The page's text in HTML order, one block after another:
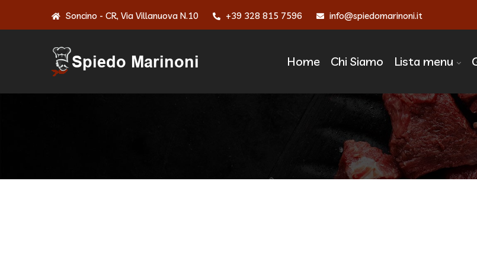
Soncino - CR, Via Villanuova N.10 +39 328 815 7596 info@spiedomarinoni.it
Home Chi Siamo Lista menu
Demo Media Title 8 ‣